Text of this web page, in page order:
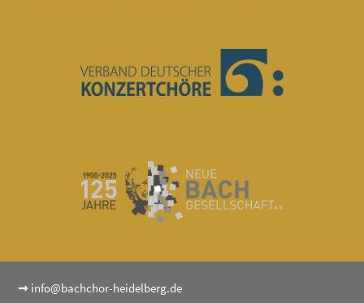
➞ info@bachchor-heidelberg.de